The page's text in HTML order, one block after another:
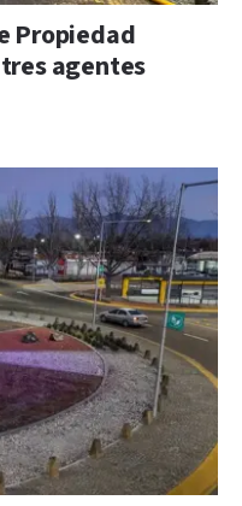
Propiedad
agentes